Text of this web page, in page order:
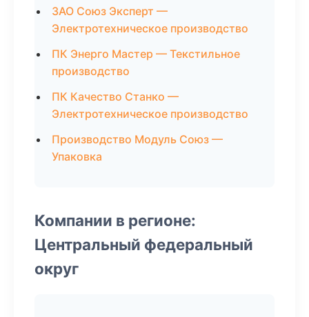
ЗАО Союз Эксперт —
Электротехническое производство
ПК Энерго Мастер — Текстильное
производство
ПК Качество Станко —
Электротехническое производство
Производство Модуль Союз —
Упаковка
Компании в регионе:
Центральный федеральный
округ